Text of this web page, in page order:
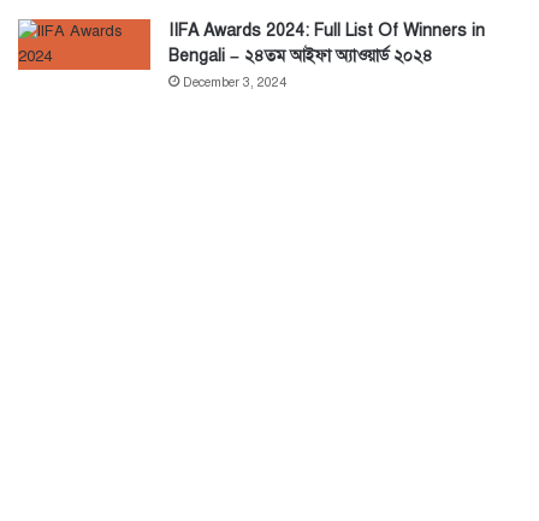
IIFA Awards 2024: Full List Of Winners in
Bengali – ২৪তম আইফা অ্যাওয়ার্ড ২০২৪
December 3, 2024